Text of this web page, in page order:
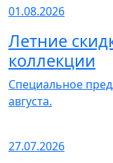
01.08.2026
Летние
коллекции
Специальное
августа.
27.07.2026